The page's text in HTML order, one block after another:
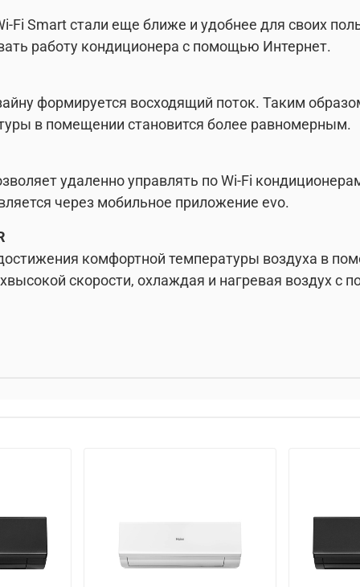
Fi Smart стали еще ближе и удобнее для своих
работу кондиционера с помощью Интернет.
формируется восходящий поток. Таким
в помещении становится более равномерным.
удаленно управлять по Wi-Fi
через мобильное приложение evo.
комфортной температуры воздуха в
скорости, охлаждая и нагревая воздух с